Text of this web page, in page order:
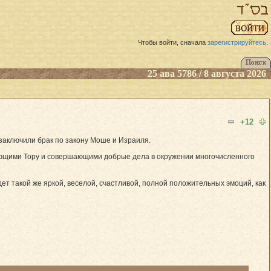
Чтобы войти, сначала зарегистрируйтесь.
25 ава 5786 / 8 августа 2026
+12
брак по закону Моше и Израиля.
Тору и совершающими добрые дела в окружении многочисленного
такой же яркой, веселой, счастливой, полной положительных эмоций, как